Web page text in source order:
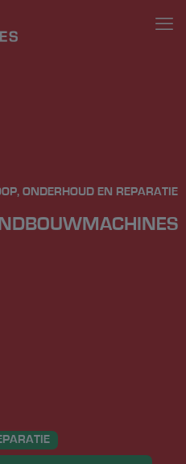
ONDERHOUD EN REPARATIE